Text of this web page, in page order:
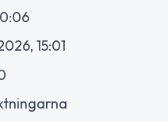
15:01